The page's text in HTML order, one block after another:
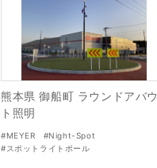
熊本県 御船町 ラウンドアバウ
ト照明
#MEYER
#Night-Spot
#スポットライトポール